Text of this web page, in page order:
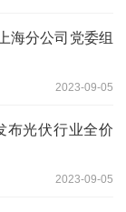
海分公司党委组
2023-09-05
布光伏行业全价
2023-09-05